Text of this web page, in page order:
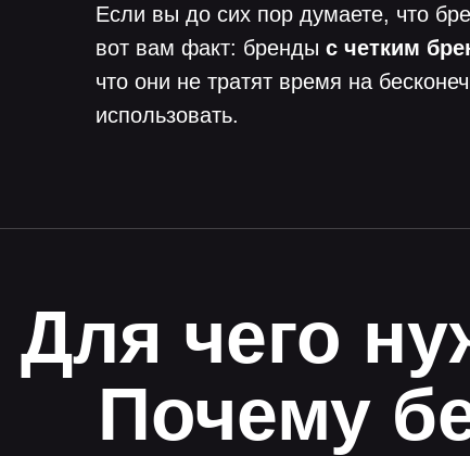
Если вы до сих пор думаете, что
вот вам факт: бренды с четким
что они не тратят время на
использовать.
Для чего
Почему